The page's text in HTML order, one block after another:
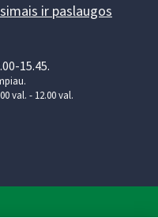
ir paslaugos
15.45.
val. - 12.00 val.